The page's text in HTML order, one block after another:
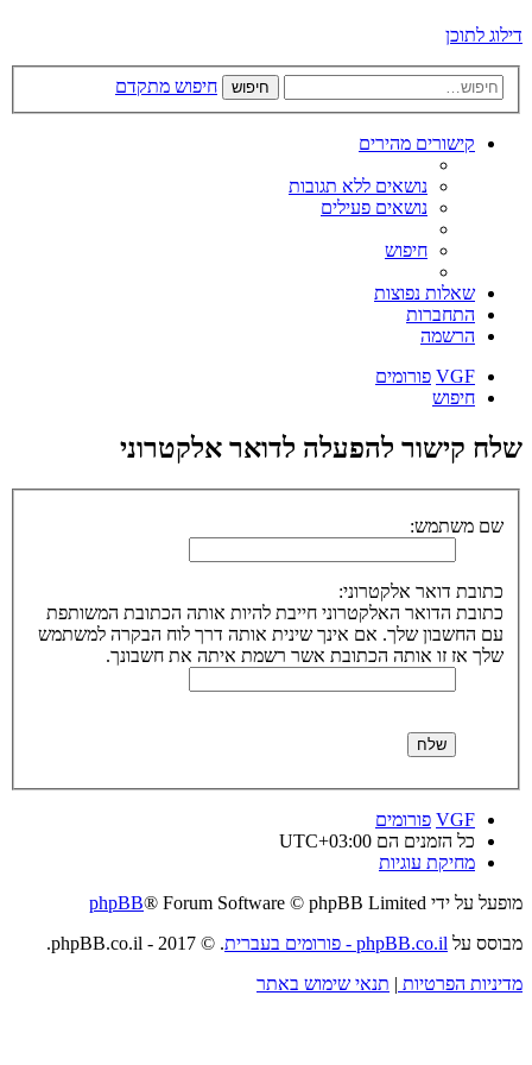
דילוג לתוכן
חיפוש חיפוש מתקדם
קישורים מהירים
נושאים ללא תגובות
נושאים פעילים
חיפוש
שאלות נפוצות
התחברות
הרשמה
VGF פורומים
חיפוש
שלח קישור להפעלה לדואר אלקטרוני
שם משתמש:
כתובת דואר אלקטרוני:
כתובת הדואר האלקטרוני חייבת להיות אותה הכתובת המשותפת
עם החשבון שלך. אם אינך שינית אותה דרך לוח הבקרה למשתמש
שלך אז זו אותה הכתובת אשר רשמת איתה את חשבונך.
VGF פורומים
כל הזמנים הם UTC+03:00
מחיקת עוגיות
מופעל על ידי
phpBB® Forum Software © phpBB Limited
מבוסס על phpBB.co.il - פורומים בעברית
. © 2017 - phpBB.co.il.
מדיניות הפרטיות | תנאי שימוש באתר